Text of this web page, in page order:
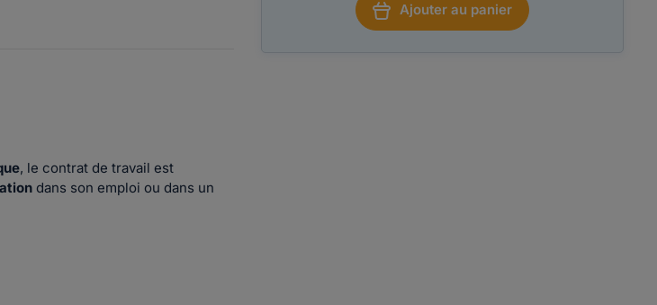
, le contrat de travail est
dans son emploi ou dans un
Ajouter au panier